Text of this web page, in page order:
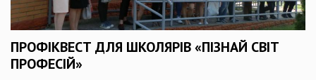
ПРОФІКВЕСТ ДЛЯ ШКОЛЯРІВ «ПІЗНАЙ СВІТ
ПРОФЕСІЙ»